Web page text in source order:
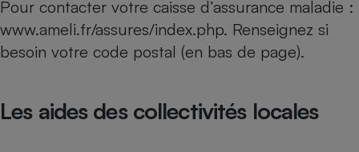
Pour contacter votre caisse d’assurance maladie :
www.ameli.fr/assures/index.php. Renseignez si
besoin votre code postal (en bas de page).
Les aides des collectivités locales
Robot ménager